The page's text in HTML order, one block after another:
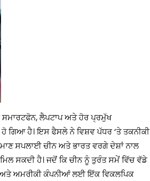
ਸਮਾਰਟਫੋਨ, ਲੈਪਟਾਪ ਅਤੇ ਹੋਰ ਪ੍ਰਮੁੱਖ
ਗਿਆ ਹੈ। ਇਸ ਫੈਸਲੇ ਨੇ ਵਿਸ਼ਵ ਪੱਧਰ ‘ਤੇ ਤਕਨੀਕੀ
ਸਪਲਾਈ ਚੀਨ ਅਤੇ ਭਾਰਤ ਵਰਗੇ ਦੇਸ਼ਾਂ ਨਾਲ
ਸਕਦੀ ਹੈ। ਜਦੋਂ ਕਿ ਚੀਨ ਨੂੰ ਤੁਰੰਤ ਸਮੇਂ ਵਿੱਚ ਵੱਡੇ
ਅਤੇ ਅਮਰੀਕੀ ਕੰਪਨੀਆਂ ਲਈ ਇੱਕ ਵਿਕਲਪਿਕ